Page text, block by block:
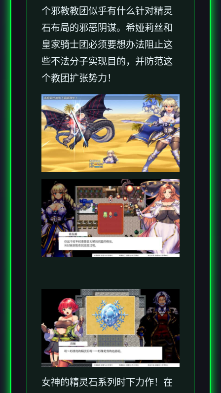
个邪教教团似乎有什么针对精灵
石布局的邪恶阴谋。希娅莉丝和
皇家骑士团必须要想办法阻止这
些不法分子实现目的，并防范这
个教团扩张势力！
女神的精灵石系列时下力作！在